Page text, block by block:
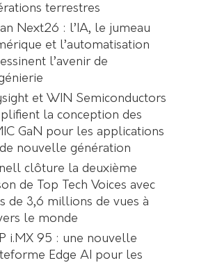
terrestres
Next26 : l’IA, le jumeau
et l’automatisation
l’avenir de
et WIN Semiconductors
la conception des
GaN pour les applications
nouvelle génération
clôture la deuxième
de Top Tech Voices avec
de 3,6 millions de vues à
le monde
i.MX 95 : une nouvelle
Edge AI pour les